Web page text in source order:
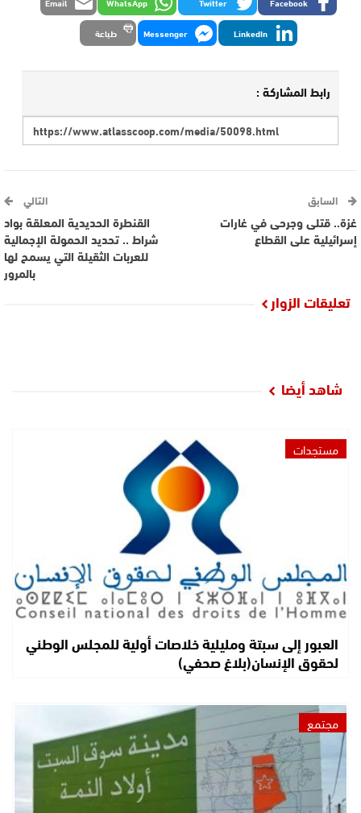
LinkedIn
Messenger طباعة
رابط المشاركة :
السابق
غزة.. قتلى وجرحى في غارات
إسرائيلية على القطاع
التالي
القنطرة الحديدية المعلقة بواد
شراط .. تحديد الحمولة الإجمالية
للعربات الثقيلة التي يسمح لها
بالمرور
تعليقات الزوار
شاهد أيضا
مستجدات
العبور إلى سبتة ومليلية خلاصات أولية للمجلس الوطني
لحقوق الإنسان(بلاغ صحفي)
مجتمع